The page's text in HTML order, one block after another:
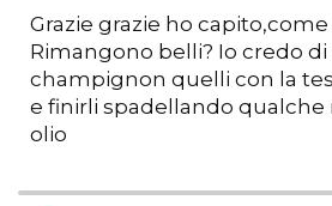
Grazie grazie ho
Rimangono belli? Io credo di
champignon quelli con la
e finirli spadellando
olio